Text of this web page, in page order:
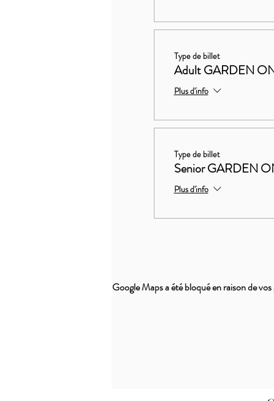
Type de billet
Adult GARDEN
Plus d'info
Type de billet
Senior GARDEN
Plus d'info
Google Maps a été bloqué en raison de